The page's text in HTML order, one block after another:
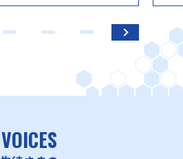
VOICES